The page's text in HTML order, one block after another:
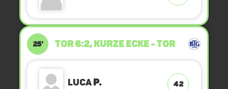
25' TOR 6:2, KURZE ECKE - TOR
LucaP. 42